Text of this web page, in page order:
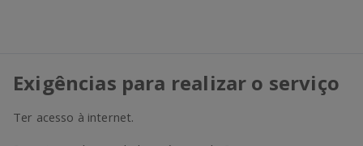
Exigências para realizar o serviço
Ter acesso à internet.